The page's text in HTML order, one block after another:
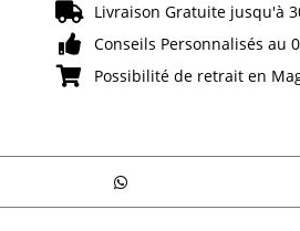
Livraison Gratuite jusqu'à
Conseils Personnalisés au
Possibilité de retrait en